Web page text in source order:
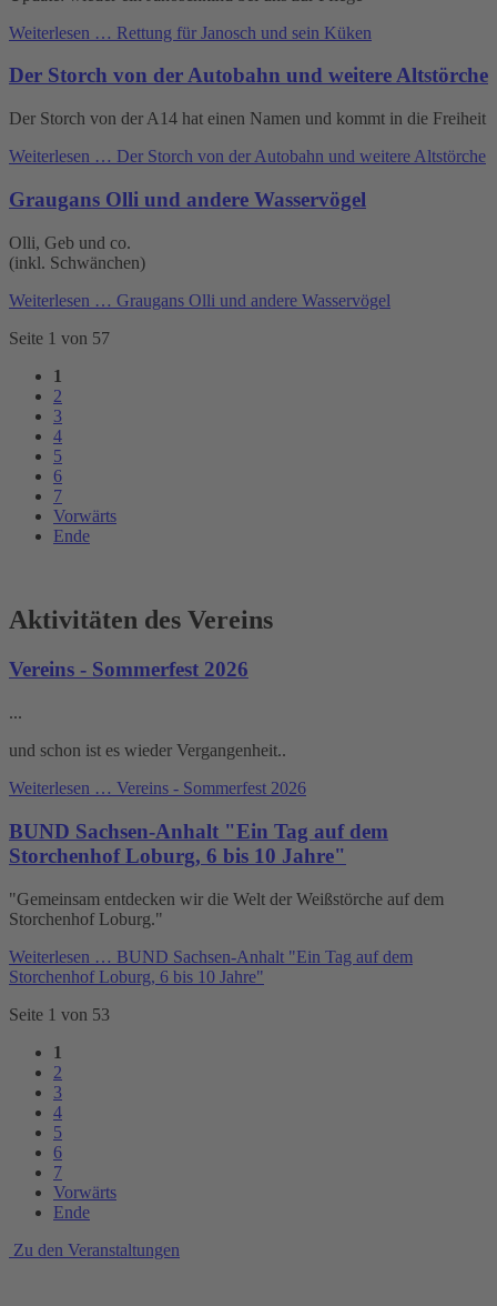
Weiterlesen … Rettung für Janosch und sein Küken
Der Storch von der Autobahn und weitere Altstörche
Der Storch von der A14 hat einen Namen und kommt in die Freiheit
Weiterlesen … Der Storch von der Autobahn und weitere Altstörche
Graugans Olli und andere Wasservögel
Olli, Geb und co.
(inkl. Schwänchen)
Weiterlesen … Graugans Olli und andere Wasservögel
Seite 1 von 57
1
2
3
4
5
6
7
Vorwärts
Ende
Aktivitäten des Vereins
Vereins - Sommerfest 2026
...
und schon ist es wieder Vergangenheit..
Weiterlesen … Vereins - Sommerfest 2026
BUND Sachsen-Anhalt "Ein Tag auf dem
Storchenhof Loburg, 6 bis 10 Jahre"
"Gemeinsam entdecken wir die Welt der Weißstörche auf dem
Storchenhof Loburg."
Weiterlesen … BUND Sachsen-Anhalt "Ein Tag auf dem
Storchenhof Loburg, 6 bis 10 Jahre"
Seite 1 von 53
1
2
3
4
5
6
7
Vorwärts
Ende
Zu den Veranstaltungen